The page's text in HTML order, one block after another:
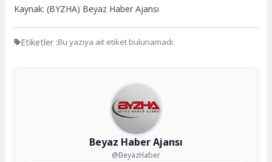
Kaynak: (BYZHA) Beyaz Haber Ajansı
Etiketler :Bu yazıya ait etiket bulunamadı.
Beyaz Haber Ajansı
@BeyazHaber